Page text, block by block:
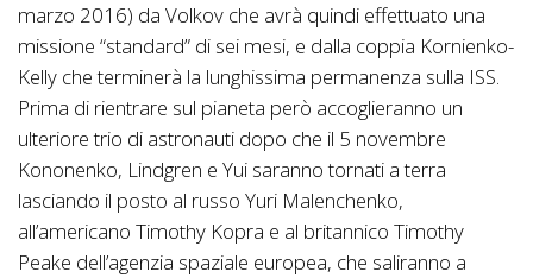
marzo 2016) da Volkov che avrà quindi effettuato una
missione “standard” di sei mesi, e dalla coppia Kornienko-
Kelly che terminerà la lunghissima permanenza sulla ISS.
Prima di rientrare sul pianeta però accoglieranno un
ulteriore trio di astronauti dopo che il 5 novembre
Kononenko, Lindgren e Yui saranno tornati a terra
lasciando il posto al russo Yuri Malenchenko,
all’americano Timothy Kopra e al britannico Timothy
Peake dell’agenzia spaziale europea, che saliranno a